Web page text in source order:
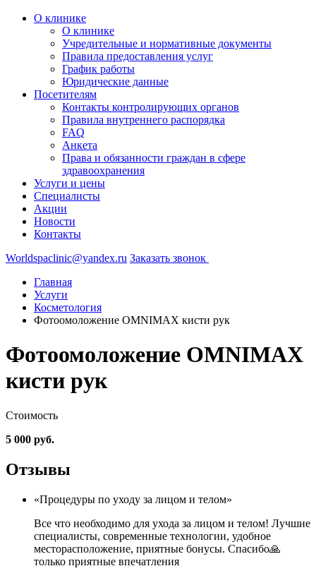
О клинике
О клинике
Учредительные и нормативные документы
Правила предоставления услуг
График работы
Юридические данные
Посетителям
Контакты контролирующих органов
Правила внутреннего распорядка
FAQ
Анкета
Права и обязанности граждан в сфере
здравоохранения
Услуги и цены
Специалисты
Акции
Новости
Контакты
Worldspaclinic@yandex.ru Заказать звонок
Главная
Услуги
Косметология
Фотоомоложение OMNIMAX кисти рук
Фотоомоложение OMNIMAX
кисти рук
Стоимость
5 000 руб.
Отзывы
«Процедуры по уходу за лицом и телом»
Все что необходимо для ухода за лицом и телом! Лучшие
специалисты, современные технологии, удобное
месторасположение, приятные бонусы. Спасибо🙏
только приятные впечатления